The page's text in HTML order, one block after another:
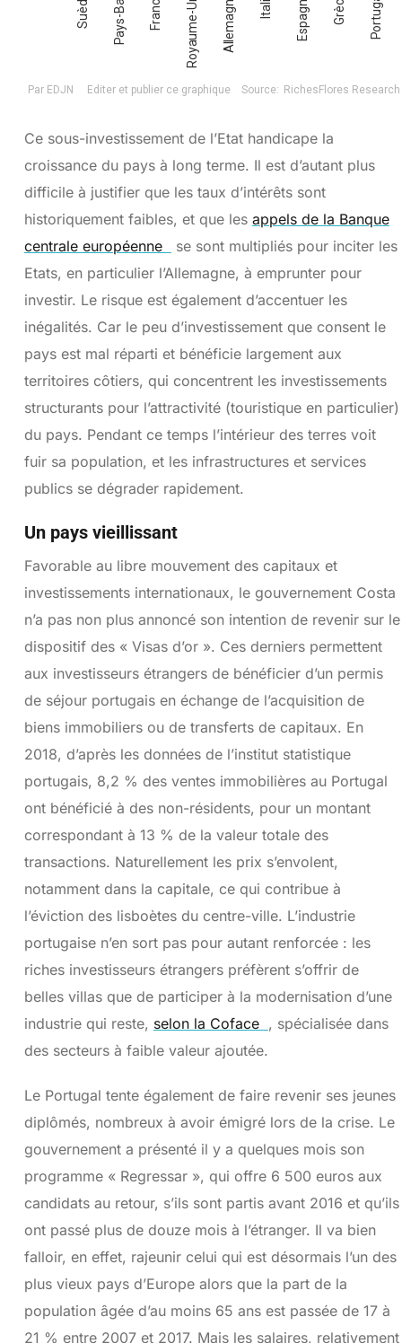
Ce sous-investissement de l’Etat handicape la
croissance du pays à long terme. Il est d’autant plus
difficile à justifier que les taux d’intérêts sont
historiquement faibles, et que les appels de la Banque
centrale européenne
se sont multipliés pour inciter les
Etats, en particulier l’Allemagne, à emprunter pour
investir. Le risque est également d’accentuer les
inégalités. Car le peu d’investissement que consent le
pays est mal réparti et bénéficie largement aux
territoires côtiers, qui concentrent les investissements
structurants pour l’attractivité (touristique en particulier)
du pays. Pendant ce temps l’intérieur des terres voit
fuir sa population, et les infrastructures et services
publics se dégrader rapidement.
Un pays vieillissant
Favorable au libre mouvement des capitaux et
investissements internationaux, le gouvernement Costa
n’a pas non plus annoncé son intention de revenir sur le
dispositif des « Visas d’or ». Ces derniers permettent
aux investisseurs étrangers de bénéficier d’un permis
de séjour portugais en échange de l’acquisition de
biens immobiliers ou de transferts de capitaux. En
2018, d’après les données de l’institut statistique
portugais, 8,2 % des ventes immobilières au Portugal
ont bénéficié à des non-résidents, pour un montant
correspondant à 13 % de la valeur totale des
transactions. Naturellement les prix s’envolent,
notamment dans la capitale, ce qui contribue à
l’éviction des lisboètes du centre-ville. L’industrie
portugaise n’en sort pas pour autant renforcée : les
riches investisseurs étrangers préfèrent s’offrir de
belles villas que de participer à la modernisation d’une
industrie qui reste, selon la Coface , spécialisée dans
des secteurs à faible valeur ajoutée.
Le Portugal tente également de faire revenir ses jeunes
diplômés, nombreux à avoir émigré lors de la crise. Le
gouvernement a présenté il y a quelques mois son
programme « Regressar », qui offre 6 500 euros aux
candidats au retour, s’ils sont partis avant 2016 et qu’ils
ont passé plus de douze mois à l’étranger. Il va bien
falloir, en effet, rajeunir celui qui est désormais l’un des
plus vieux pays d’Europe alors que la part de la
population âgée d’au moins 65 ans est passée de 17 à
21 % entre 2007 et 2017. Mais les salaires, relativement